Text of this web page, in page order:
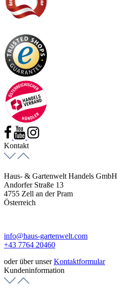
Kontakt
Haus- & Gartenwelt Handels GmbH
Andorfer Straße 13
4755 Zell an der Pram
Österreich
info@haus-gartenwelt.com
+43 7764 20460
oder über unserKontaktformular
Kundeninformation